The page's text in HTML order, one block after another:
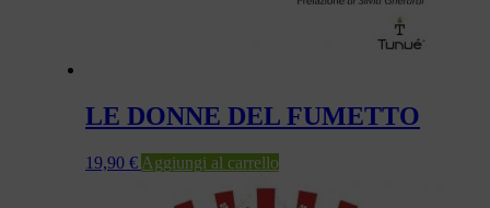
LE DONNE DEL FUMETTO
19,90 € Aggiungi al carrello